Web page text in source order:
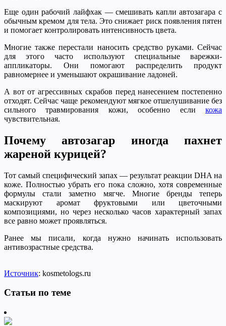
Еще один рабочий лайфхак — смешивать капли автозагара с
обычным кремом для тела. Это снижает риск появления пятен
и помогает контролировать интенсивность цвета.
Многие также перестали наносить средство руками. Сейчас
для этого часто используют специальные варежки-
аппликаторы. Они помогают распределить продукт
равномернее и уменьшают окрашивание ладоней.
А вот от агрессивных скрабов перед нанесением постепенно
отходят. Сейчас чаще рекомендуют мягкое отшелушивание без
сильного травмирования кожи, особенно если кожа
чувствительная.
Почему автозагар иногда пахнет
жареной курицей?
Тот самый специфический запах — результат реакции DHA на
коже. Полностью убрать его пока сложно, хотя современные
формулы стали заметно мягче. Многие бренды теперь
маскируют аромат фруктовыми или цветочными
композициями, но через несколько часов характерный запах
все равно может проявляться.
Ранее мы писали, когда нужно начинать использовать
антивозрастные средства.
Источник: kosmetologs.ru
Статьи по теме